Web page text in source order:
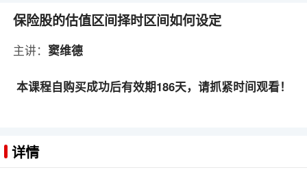
保险股的估值区间择时区间如何设定
主讲： 窦维德
本课程自购买成功后有效期186天，请抓紧时间观看！
详情